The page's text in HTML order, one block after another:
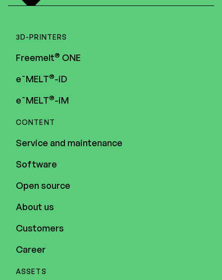
3D-PRINTERS
Freemelt® ONE
e¯MELT®-iD
e¯MELT®-iM
CONTENT
Service and maintenance
Software
Open source
About us
Customers
Career
ASSETS